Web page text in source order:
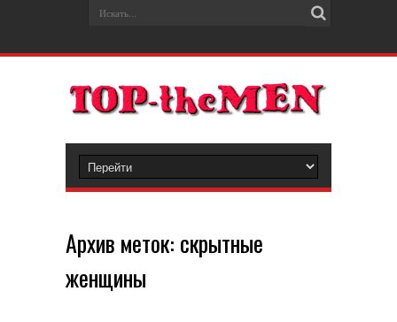
Архив меток: скрытные
женщины